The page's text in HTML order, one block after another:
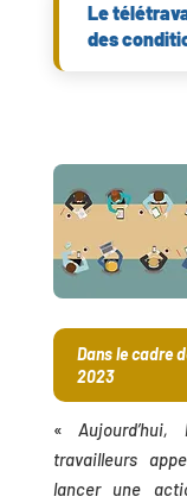
Le
des
Dans le cadre
2023
«
travailleurs
lancer une